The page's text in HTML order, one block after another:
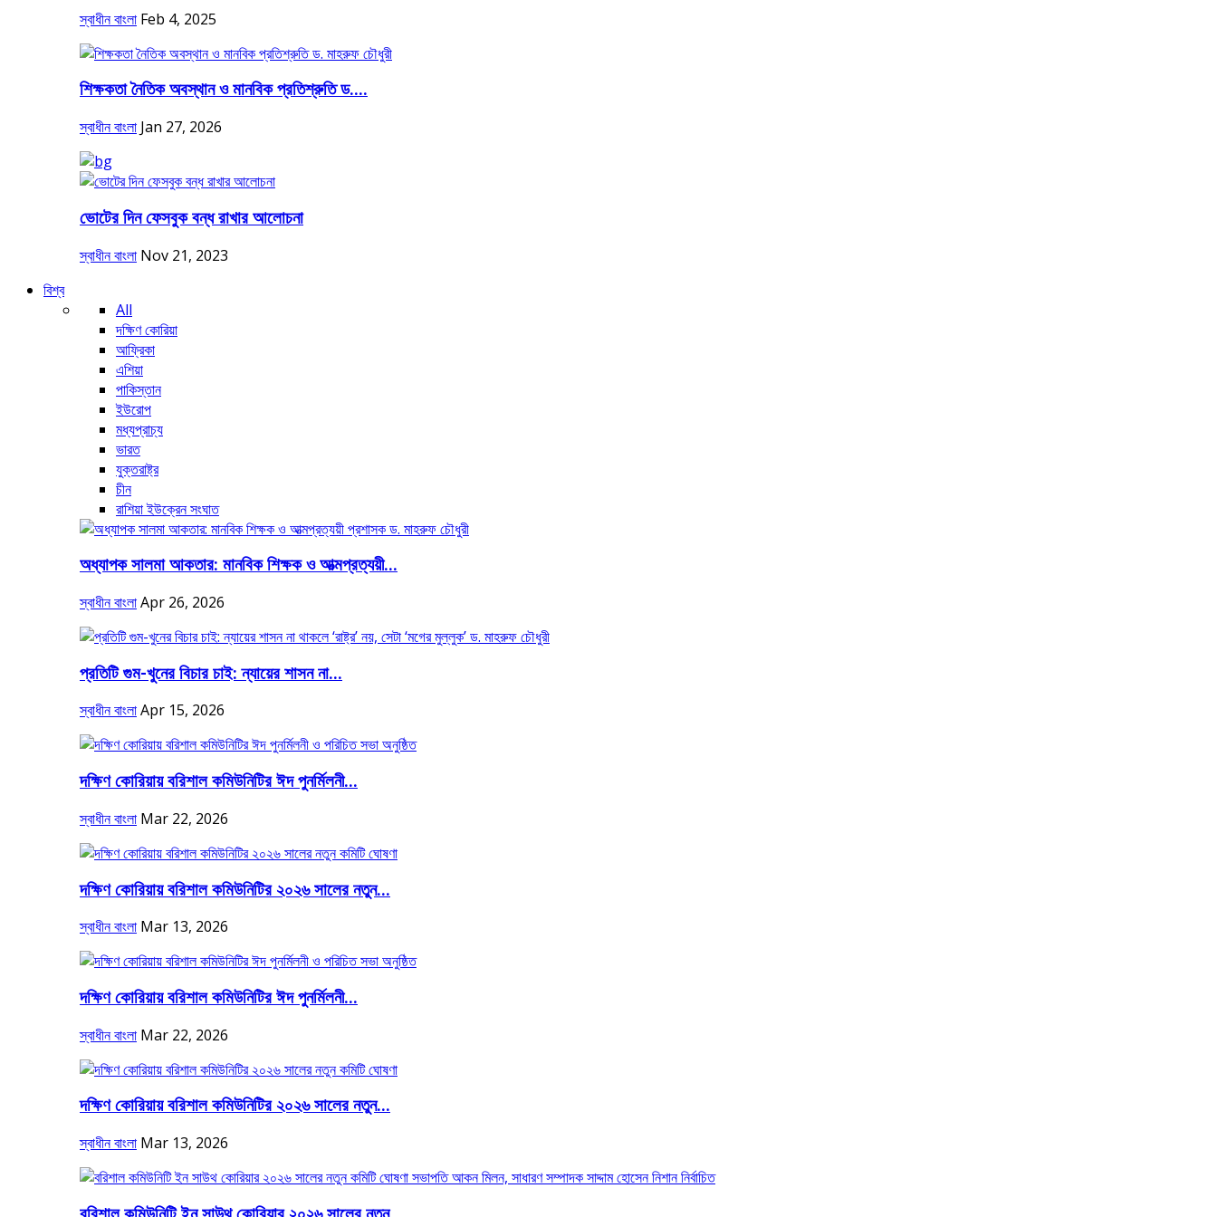
স্বাধীন বাংলা Feb 4, 2025
শিক্ষকতা নৈতিক অবস্থান ও মানবিক প্রতিশ্রুতি ড....
স্বাধীন বাংলা Jan 27, 2026
ভোটের দিন ফেসবুক বন্ধ রাখার আলোচনা
স্বাধীন বাংলা Nov 21, 2023
বিশ্ব
All
দক্ষিণ কোরিয়া
আফ্রিকা
এশিয়া
পাকিস্তান
ইউরোপ
মধ্যপ্রাচ্য
ভারত
যুক্তরাষ্ট্র
চীন
রাশিয়া ইউক্রেন সংঘাত
অধ্যাপক সালমা আকতার: মানবিক শিক্ষক ও আত্মপ্রত্যয়ী...
স্বাধীন বাংলাApr 26, 2026
প্রতিটি গুম-খুনের বিচার চাই: ন্যায়ের শাসন না...
স্বাধীন বাংলাApr 15, 2026
দক্ষিণ কোরিয়ায় বরিশাল কমিউনিটির ঈদ পুনর্মিলনী...
স্বাধীন বাংলা Mar 22, 2026
দক্ষিণ কোরিয়ায় বরিশাল কমিউনিটির ২০২৬ সালের নতুন...
স্বাধীন বাংলা Mar 13, 2026
দক্ষিণ কোরিয়ায় বরিশাল কমিউনিটির ঈদ পুনর্মিলনী...
স্বাধীন বাংলা Mar 22, 2026
দক্ষিণ কোরিয়ায় বরিশাল কমিউনিটির ২০২৬ সালের নতুন...
স্বাধীন বাংলা Mar 13, 2026